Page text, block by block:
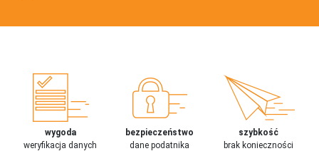
wygoda
weryfikacja danych
bezpieczeństwo
dane podatnika
szybkość
brak konieczności